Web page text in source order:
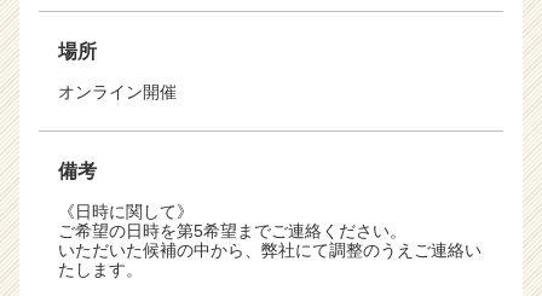
場所
オンライン開催
備考
《日時に関して》
ご希望の日時を第5希望までご連絡ください。
いただいた候補の中から、弊社にて調整のうえご連絡い
たします。